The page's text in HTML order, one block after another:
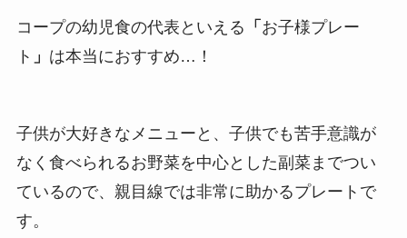
コープの幼児食の代表といえる 「 お子様プレー
ト 」 は本当におすすめ…！
子供が大好きなメニューと、子供でも苦手意識が
なく食べられるお野菜を中心とした副菜までつい
ているので、親目線では非常に助かるプレートで
す。